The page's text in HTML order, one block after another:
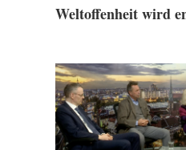
Weltoffenheit wird